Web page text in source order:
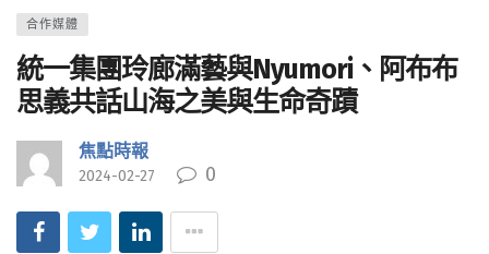
合作媒體
統一集團玲廊滿藝與Nyumori、阿布布
思義共話山海之美與生命奇蹟
焦點時報
2024-02-27 0